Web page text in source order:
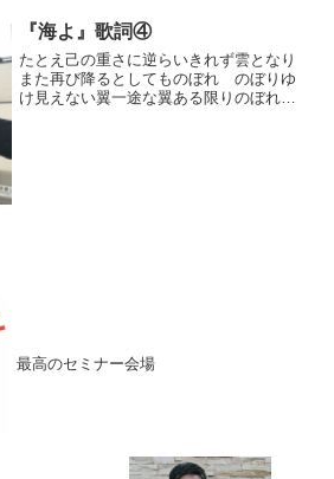
『海よ』歌詞④
たとえ己の重さに逆らいきれず雲となり
また再び降るとしてものぼれ のぼりゆ
け見えない翼一途な翼ある限りのぼれ
最高のセミナー会場